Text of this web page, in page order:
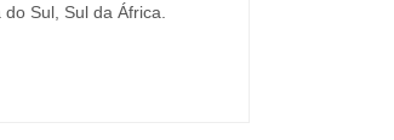
Sul, Sul da África.